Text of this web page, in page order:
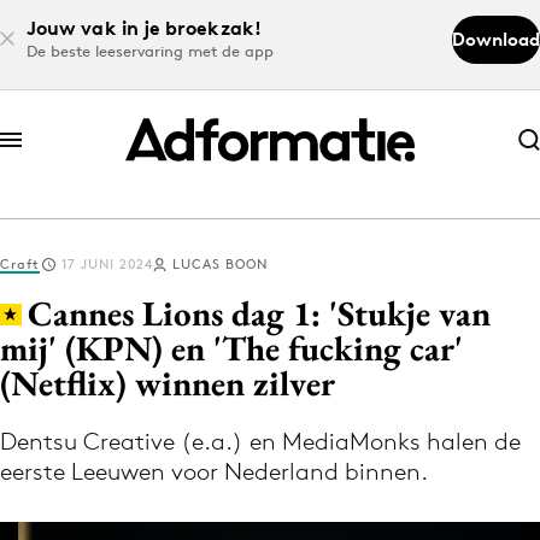
Jouw vak in je broekzak!
De beste leeservaring met de app
Download
Abonneer nu
Abonneer nu
Log in
Download de app
Volg het laatste nieuws via de Adformatie
Nieuws app
Craft 17 JUNI 2024 LUCAS BOON
Cannes Lions dag 1: 'Stukje van
mij' (KPN) en 'The fucking car'
(Netflix) winnen zilver
Dentsu Creative (e.a.) en MediaMonks halen de
eerste Leeuwen voor Nederland binnen.